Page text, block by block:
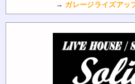
→ ガレージライズアッ